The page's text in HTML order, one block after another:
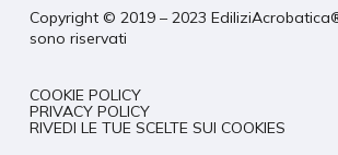
Copyright © 2019 – 2023
sono riservati
COOKIE POLICY
PRIVACY POLICY
RIVEDI LE TUE SCELTE SUI COOKIES